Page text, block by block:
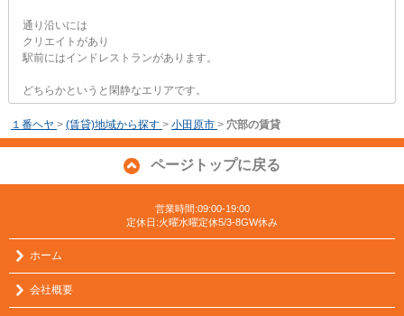
通り沿いには
クリエイトがあり
駅前にはインドレストランがあります。
どちらかというと閑静なエリアです。
１番ヘヤ > (賃貸)地域から探す > 小田原市 > 穴部の賃貸
ページトップに戻る
営業時間:09:00-19:00
定休日:火曜水曜定休5/3-8GW休み
ホーム
会社概要